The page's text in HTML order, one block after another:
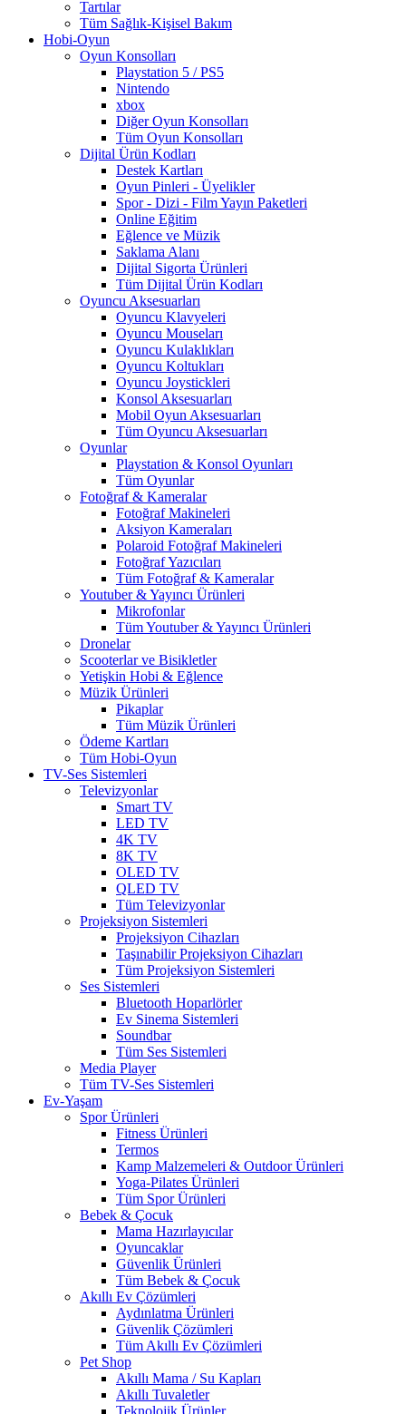
Tartılar
Tüm Sağlık-Kişisel Bakım
Hobi-Oyun
Oyun Konsolları
Playstation 5 / PS5
Nintendo
xbox
Diğer Oyun Konsolları
Tüm Oyun Konsolları
Dijital Ürün Kodları
Destek Kartları
Oyun Pinleri - Üyelikler
Spor - Dizi - Film Yayın Paketleri
Online Eğitim
Eğlence ve Müzik
Saklama Alanı
Dijital Sigorta Ürünleri
Tüm Dijital Ürün Kodları
Oyuncu Aksesuarları
Oyuncu Klavyeleri
Oyuncu Mouseları
Oyuncu Kulaklıkları
Oyuncu Koltukları
Oyuncu Joystickleri
Konsol Aksesuarları
Mobil Oyun Aksesuarları
Tüm Oyuncu Aksesuarları
Oyunlar
Playstation & Konsol Oyunları
Tüm Oyunlar
Fotoğraf & Kameralar
Fotoğraf Makineleri
Aksiyon Kameraları
Polaroid Fotoğraf Makineleri
Fotoğraf Yazıcıları
Tüm Fotoğraf & Kameralar
Youtuber & Yayıncı Ürünleri
Mikrofonlar
Tüm Youtuber & Yayıncı Ürünleri
Dronelar
Scooterlar ve Bisikletler
Yetişkin Hobi & Eğlence
Müzik Ürünleri
Pikaplar
Tüm Müzik Ürünleri
Ödeme Kartları
Tüm Hobi-Oyun
TV-Ses Sistemleri
Televizyonlar
Smart TV
LED TV
4K TV
8K TV
OLED TV
QLED TV
Tüm Televizyonlar
Projeksiyon Sistemleri
Projeksiyon Cihazları
Taşınabilir Projeksiyon Cihazları
Tüm Projeksiyon Sistemleri
Ses Sistemleri
Bluetooth Hoparlörler
Ev Sinema Sistemleri
Soundbar
Tüm Ses Sistemleri
Media Player
Tüm TV-Ses Sistemleri
Ev-Yaşam
Spor Ürünleri
Fitness Ürünleri
Termos
Kamp Malzemeleri & Outdoor Ürünleri
Yoga-Pilates Ürünleri
Tüm Spor Ürünleri
Bebek & Çocuk
Mama Hazırlayıcılar
Oyuncaklar
Güvenlik Ürünleri
Tüm Bebek & Çocuk
Akıllı Ev Çözümleri
Aydınlatma Ürünleri
Güvenlik Çözümleri
Tüm Akıllı Ev Çözümleri
Pet Shop
Akıllı Mama / Su Kapları
Akıllı Tuvaletler
Teknolojik Ürünler